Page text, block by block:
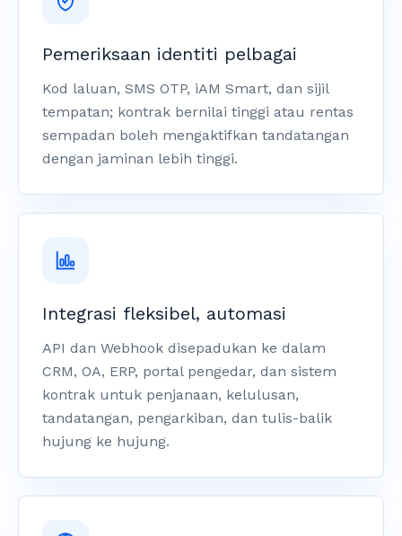
Pemeriksaan identiti pelbagai
Kod laluan, SMS OTP, iAM Smart, dan sijil
tempatan; kontrak bernilai tinggi atau rentas
sempadan boleh mengaktifkan tandatangan
dengan jaminan lebih tinggi.
Integrasi fleksibel, automasi
API dan Webhook disepadukan ke dalam
CRM, OA, ERP, portal pengedar, dan sistem
kontrak untuk penjanaan, kelulusan,
tandatangan, pengarkiban, dan tulis-balik
hujung ke hujung.